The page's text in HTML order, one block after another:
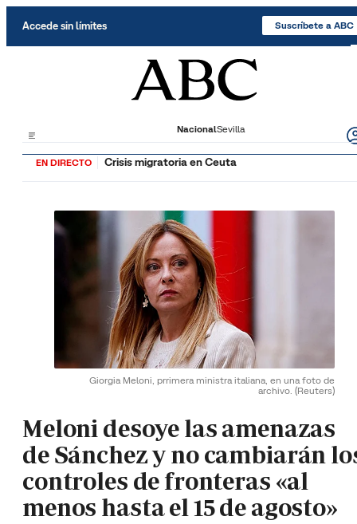
Accede sin límites Suscríbete a ABC
NacionalSevilla
EN DIRECTO Crisis migratoria en Ceuta
Giorgia Meloni, prrimera ministra italiana, en una foto de
archivo. (Reuters)
Meloni desoye las amenazas
de Sánchez y no cambiarán
controles de fronteras «al
menos hasta el 15 de agosto»